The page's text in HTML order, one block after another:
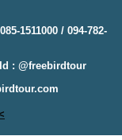
1511000 / 094-782-
: @freebirdtour